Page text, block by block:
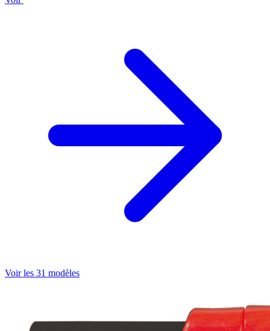
Voir les 31 modèles